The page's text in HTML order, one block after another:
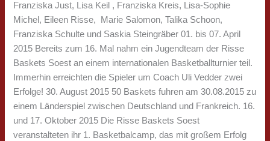
Franziska Just, Lisa Keil , Franziska Kreis, Lisa-Sophie
Michel, Eileen Risse, Marie Salomon, Talika Schoon,
Franziska Schulte und Saskia Steingräber 01. bis 07. April
2015 Bereits zum 16. Mal nahm ein Jugendteam der Risse
Baskets Soest an einem internationalen Basketballturnier teil.
Immerhin erreichten die Spieler um Coach Uli Vedder zwei
Erfolge! 30. August 2015 50 Baskets fuhren am 30.08.2015 zu
einem Länderspiel zwischen Deutschland und Frankreich. 16.
und 17. Oktober 2015 Die Risse Baskets Soest
veranstalteten ihr 1. Basketbalcamp, das mit großem Erfolg